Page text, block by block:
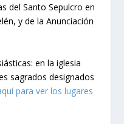
del Santo Sepulcro en
y de la Anunciación
en la iglesia
sagrados designados
para ver los lugares